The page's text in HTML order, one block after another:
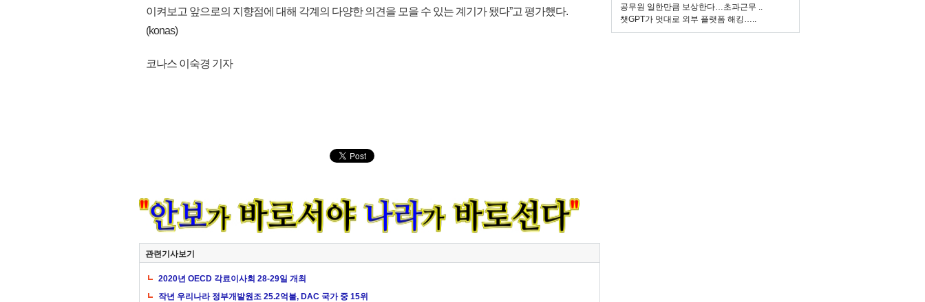
이켜보고 앞으로의 지향점에 대해 각계의 다양한 의견을 모을 수 있는 계기가 됐다”고 평가했다.
(konas)
코나스 이숙경 기자
관련기사보기
2020년 OECD 각료이사회 28-29일 개최
작년 우리나라 정부개발원조 25.2억불, DAC 국가 중 15위
공무원 일한만큼 보상한다…초과근무 ..
챗GPT가 멋대로 외부 플랫폼 해킹…..